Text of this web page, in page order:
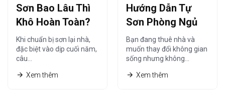
Sơn Bao Lâu Thì
Khô Hoàn Toàn?
Thời Gian Khô
Sơn Nội Thất Chi
Tiết Nhất
Khi chuẩn bị sơn lại nhà,
đặc biệt vào dịp cuối năm,
câu…
Xem thêm
Hướng Dẫn Tự
Sơn Phòng Ngủ
Tiết Kiệm Cho
Người Thuê Nhà
Bạn đang thuê nhà và
muốn thay đổi không gian
sống nhưng không…
Xem thêm